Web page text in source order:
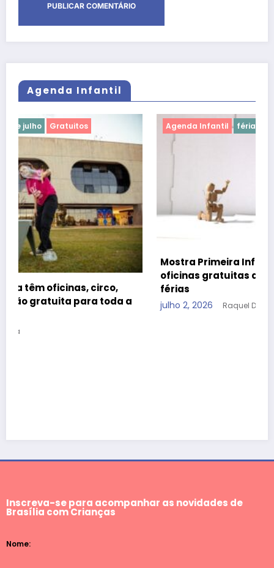
Agenda Infantil
Agenda Infantil Gratuitos
Mostra Primeira Infância leva teatro, cinema e
oficinas gratuitas ao CCBB Brasília durante as
férias
julho 2, 2026 Raquel Dória
Inscreva-se para acompanhar as novidades de
Brasília com Crianças
Nome: